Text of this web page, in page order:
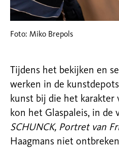
Foto: Miko Brepols
Tijdens het bekijken en
werken in de
kunst bij die het karakter
kon het Glaspaleis, in de
SCHUNCK, Portret van
Haagmans niet